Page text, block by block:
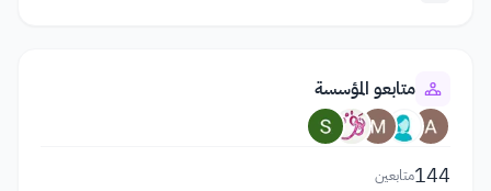
متابعو المؤسسة
144متابعين